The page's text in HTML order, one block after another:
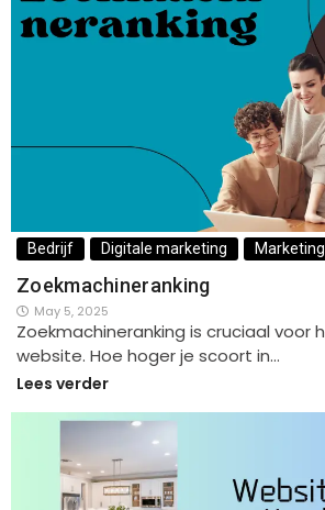
Bedrijf Digitale marketing Marketing
Zoekmachineranking
May 5, 2025
Zoekmachineranking is cruciaal voor
website. Hoe hoger je scoort in…
Lees verder